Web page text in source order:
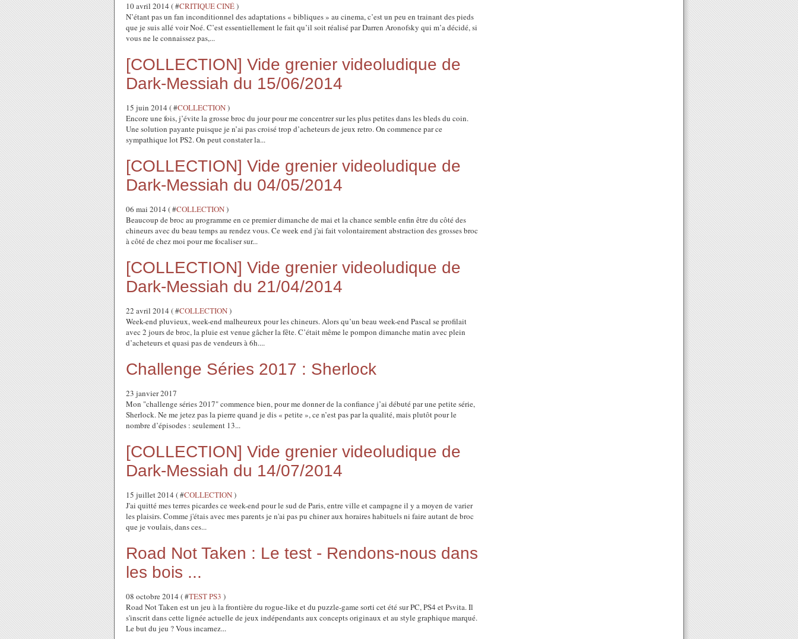
10 avril 2014 ( #CRITIQUE CINÉ)
N’étant pas un fan inconditionnel des adaptations « bibliques » au cinema, c’est un peu en trainant des pieds
que je suis allé voir Noé. C’est essentiellement le fait qu’il soit réalisé par Darren Aronofsky qui m’a décidé, si
vous ne le connaissez pas,...
[COLLECTION] Vide grenier videoludique de
Dark-Messiah du 15/06/2014
15 juin 2014 ( #COLLECTION)
Encore une fois, j’évite la grosse broc du jour pour me concentrer sur les plus petites dans les bleds du coin.
Une solution payante puisque je n’ai pas croisé trop d’acheteurs de jeux retro. On commence par ce
sympathique lot PS2. On peut constater la...
[COLLECTION] Vide grenier videoludique de
Dark-Messiah du 04/05/2014
06 mai 2014 ( #COLLECTION)
Beaucoup de broc au programme en ce premier dimanche de mai et la chance semble enfin être du côté des
chineurs avec du beau temps au rendez vous. Ce week end j'ai fait volontairement abstraction des grosses broc
à côté de chez moi pour me focaliser sur...
[COLLECTION] Vide grenier videoludique de
Dark-Messiah du 21/04/2014
22 avril 2014 ( #COLLECTION)
Week-end pluvieux, week-end malheureux pour les chineurs. Alors qu’un beau week-end Pascal se profilait
avec 2 jours de broc, la pluie est venue gâcher la fête. C’était même le pompon dimanche matin avec plein
d’acheteurs et quasi pas de vendeurs à 6h....
Challenge Séries 2017 : Sherlock
23 janvier 2017
Mon "challenge séries 2017" commence bien, pour me donner de la confiance j’ai débuté par une petite série,
Sherlock. Ne me jetez pas la pierre quand je dis « petite », ce n’est pas par la qualité, mais plutôt pour le
nombre d’épisodes : seulement 13...
[COLLECTION] Vide grenier videoludique de
Dark-Messiah du 14/07/2014
15 juillet 2014 ( #COLLECTION)
J'ai quitté mes terres picardes ce week-end pour le sud de Paris, entre ville et campagne il y a moyen de varier
les plaisirs. Comme j'étais avec mes parents je n'ai pas pu chiner aux horaires habituels ni faire autant de broc
que je voulais, dans ces...
Road Not Taken : Le test - Rendons-nous dans
les bois ...
08 octobre 2014 ( #TEST PS3 )
Road Not Taken est un jeu à la frontière du rogue-like et du puzzle-game sorti cet été sur PC, PS4 et Psvita. Il
s'inscrit dans cette lignée actuelle de jeux indépendants aux concepts originaux et au style graphique marqué.
Le but du jeu ? Vous incarnez...